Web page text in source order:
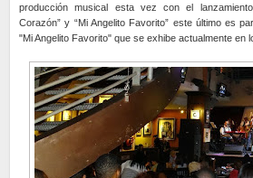
producción musical esta vez con el
Corazón” y “Mi Angelito Favorito” este último es
"Mi Angelito Favorito" que se exhibe actualmente en